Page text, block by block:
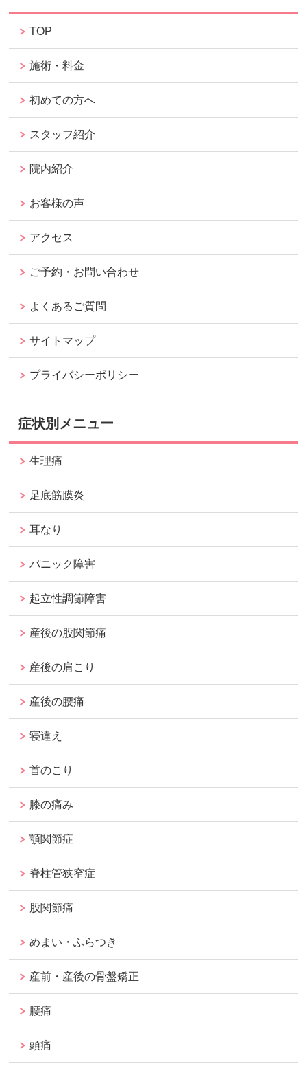
TOP
施術・料金
初めての方へ
スタッフ紹介
院内紹介
お客様の声
アクセス
ご予約・お問い合わせ
よくあるご質問
サイトマップ
プライバシーポリシー
症状別メニュー
生理痛
足底筋膜炎
耳なり
パニック障害
起立性調節障害
産後の股関節痛
産後の肩こり
産後の腰痛
寝違え
首のこり
膝の痛み
顎関節症
脊柱管狭窄症
股関節痛
めまい・ふらつき
産前・産後の骨盤矯正
腰痛
頭痛